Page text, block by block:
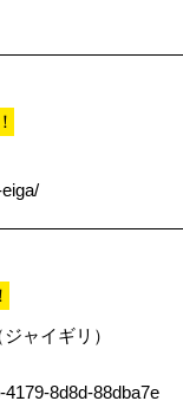
ャイギリ）
8d8d-88dba7e